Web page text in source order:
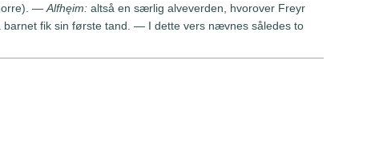
— Alfhęim: altså en særlig alveverden, hvorover Freyr
barnet fik sin første tand. — I dette vers nævnes således to